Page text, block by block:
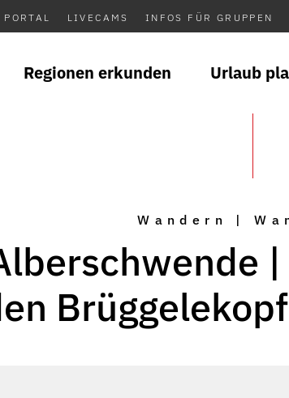
PORTAL LIVECAMS INFOS FÜR GRUPPEN
Regionen erkunden Urlaub
Wandern |